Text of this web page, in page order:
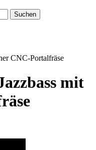
CNC-Portalfräse
mit